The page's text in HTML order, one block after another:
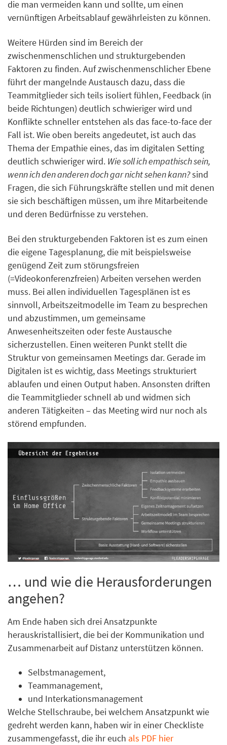
die man vermeiden kann und sollte, um einen
vernünftigen Arbeitsablauf gewährleisten zu können.
Weitere Hürden sind im Bereich der
zwischenmenschlichen und strukturgebenden
Faktoren zu finden. Auf zwischenmenschlicher Ebene
führt der mangelnde Austausch dazu, dass die
Teammitglieder sich teils isoliert fühlen, Feedback (in
beide Richtungen) deutlich schwieriger wird und
Konflikte schneller entstehen als das face-to-face der
Fall ist. Wie oben bereits angedeutet, ist auch das
Thema der Empathie eines, das im digitalen Setting
deutlich schwieriger wird. Wie soll ich empathisch sein,
wenn ich den anderen doch gar nicht sehen kann?sind
Fragen, die sich Führungskräfte stellen und mit denen
sie sich beschäftigen müssen, um ihre Mitarbeitende
und deren Bedürfnisse zu verstehen.
Bei den strukturgebenden Faktoren ist es zum einen
die eigene Tagesplanung, die mit beispielsweise
genügend Zeit zum störungsfreien
(=Videokonferenzfreien) Arbeiten versehen werden
muss. Bei allen individuellen Tagesplänen ist es
sinnvoll, Arbeitszeitmodelle im Team zu besprechen
und abzustimmen, um gemeinsame
Anwesenheitszeiten oder feste Austausche
sicherzustellen. Einen weiteren Punkt stellt die
Struktur von gemeinsamen Meetings dar. Gerade im
Digitalen ist es wichtig, dass Meetings strukturiert
ablaufen und einen Output haben. Ansonsten driften
die Teammitglieder schnell ab und widmen sich
anderen Tätigkeiten – das Meeting wird nur noch als
störend empfunden.
… und wie die Herausforderungen
angehen?
Am Ende haben sich drei Ansatzpunkte
herauskristallisiert, die bei der Kommunikation und
Zusammenarbeit auf Distanz unterstützen können.
Selbstmanagement,
Teammanagement,
und Interkationsmanagement
Welche Stellschraube, bei welchem Ansatzpunkt wie
gedreht werden kann, haben wir in einer Checkliste
zusammengefasst, die ihr euch als PDF hier